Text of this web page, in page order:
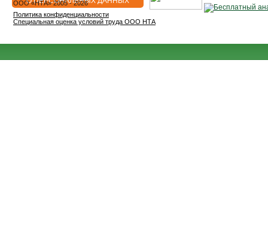
OOO «НТА» 2005 - 2026
Политика конфиденциальности
Специальная оценка условий труда ООО НТА